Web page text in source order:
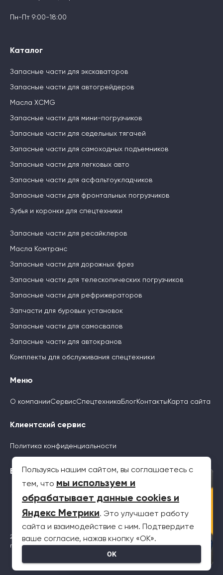
Пн-Пт 9:00-18:00
Каталог
Запасные части для экскаваторов
Запасные части для автогрейдеров
Масла XCMG
Запасные части для мини-погрузчиков
Запасные части для седельных тягачей
Запасные части для самоходных подъемников
Запасные части для легковых авто
Запасные части для асфальтоукладчиков
Запасные части для фронтальных погрузчиков
Зубья и коронки для спецтехники
Запасные части для ресайклеров
Масла Комтранс
Запасные части для дорожных фрез
Запасные части для телескопических погрузчиков
Запасные части для рефрижераторов
Запчасти для буровых установок
Запасные части для самосвалов
Запасные части для автокранов
Комплекты для обслуживания спецтехники
Меню
О компанииСервисСпецтехника БлогКонтакты Карта сайта
Клиентский сервис
Политика конфиденциальности
Будьте с нами
2026 © Все права защищены. Информация на сайте не является
публичной офертой
Пользуясь нашим сайтом, вы соглашаетесь с
тем, что мы используем и
обрабатывает данные cookies и
Яндекс Метрики. Это улучшает работу
сайта и взаимодействие с ним. Подтвердите
ваше согласие, нажав кнопку «OK».
OK